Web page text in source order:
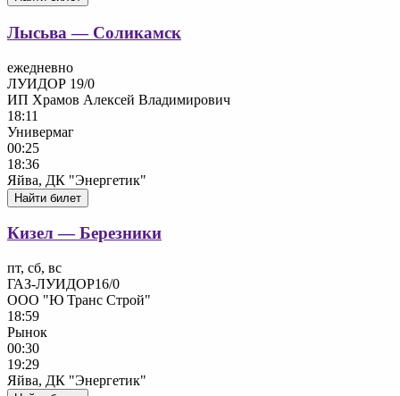
Лысьва — Соликамск
ежедневно
ЛУИДОР 19/0
ИП Храмов Алексей Владимирович
18:11
Универмаг
00:25
18:36
Яйва, ДК "Энергетик"
Найти билет
Кизел — Березники
пт, сб, вс
ГАЗ-ЛУИДОР16/0
ООО "Ю Транс Строй"
18:59
Рынок
00:30
19:29
Яйва, ДК "Энергетик"